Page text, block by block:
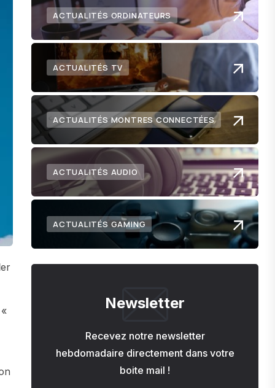
ACTUALITÉS ORDINATEURS
ACTUALITÉS TV
ACTUALITÉS MONTRES CONNECTÉES
ACTUALITÉS AUDIO
ACTUALITÉS GAMING
Newsletter
Recevez notre newsletter
hebdomadaire directement dans votre
boite mail !